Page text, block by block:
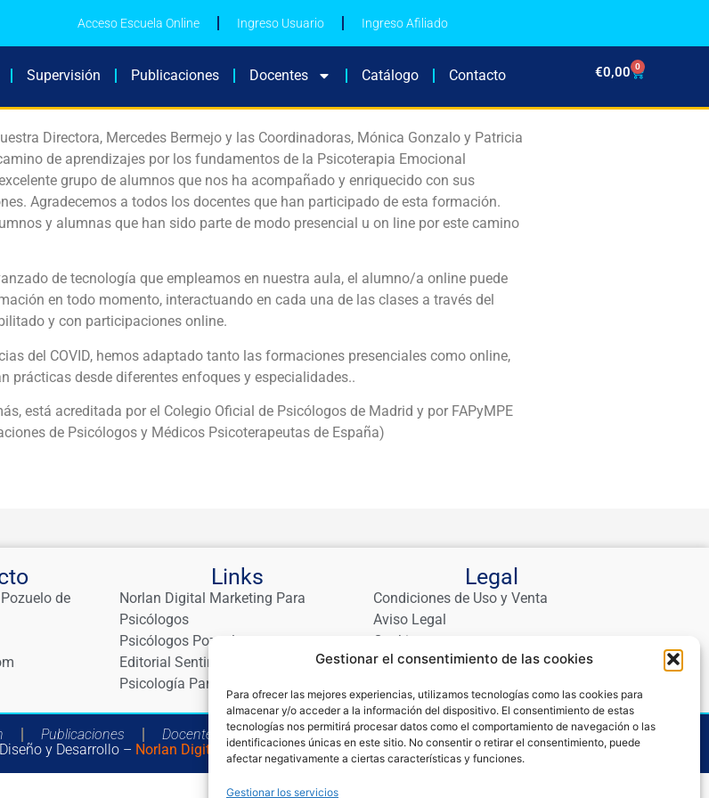
Gestionar el consentimiento de las cookies
Para ofrecer las mejores experiencias, utilizamos tecnologías como las cookies para
almacenar y/o acceder a la información del dispositivo. El consentimiento de estas
tecnologías nos permitirá procesar datos como el comportamiento de navegación o las
identificaciones únicas en este sitio. No consentir o retirar el consentimiento, puede
afectar negativamente a ciertas características y funciones.
Gestionar los servicios
Acceso Escuela Online Ingreso Usuario Ingreso Afiliado
Supervisión Publicaciones Docentes Catálogo Contacto €0,00 0
Directora, Mercedes Bermejo y las Coordinadoras, Mónica Gonzalo y Patricia
de aprendizajes por los fundamentos de la Psicoterapia Emocional
grupo de alumnos que nos ha acompañado y enriquecido con sus
Agradecemos a todos los docentes que han participado de esta formación.
y alumnas que han sido parte de modo presencial u on line por este camino
de tecnología que empleamos en nuestra aula, el alumno/a online puede
en todo momento, interactuando en cada una de las clases a través del
y con participaciones online.
del COVID, hemos adaptado tanto las formaciones presenciales como online,
prácticas desde diferentes enfoques y especialidades..
está acreditada por el Colegio Oficial de Psicólogos de Madrid y por FAPyMPE
de Psicólogos y Médicos Psicoterapeutas de España)
de
Links
Norlan Digital Marketing Para
Psicólogos
Psicólogos Pozuelo
Editorial Sentir
Psicología Para Tod@s
Legal
Condiciones de Uso y Venta
Aviso Legal
Cookies
Política de Privacidad
Publicaciones Docentes Catálogo
Contacto
Diseño y Desarrollo – Norlan Digital